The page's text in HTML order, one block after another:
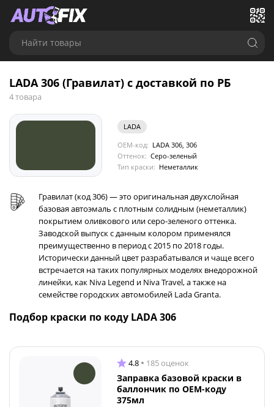
Найти товары
LADA 306 (Гравилат) с доставкой по РБ
4 товара
LADA
OEM-код: LADA 306, 306
Оттенок: Серо-зеленый
Тип краски: Неметаллик
Гравилат (код 306) — это оригинальная двухслойная
базовая автоэмаль с плотным солидным (неметаллик)
покрытием оливкового или серо-зеленого оттенка.
Заводской выпуск с данным колором применялся
преимущественно в период с 2015 по 2018 годы.
Исторически данный цвет разрабатывался и чаще всего
встречается на таких популярных моделях внедорожной
линейки, как Niva Legend и Niva Travel, а также на
семействе городских автомобилей Lada Granta.
Подбор краски по коду LADA 306
4.8 185 оценок
Заправка базовой краски в
баллончик по OEM-коду
375мл